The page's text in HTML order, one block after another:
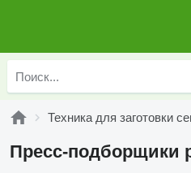
Техника для заготовки
Пресс-подборщики